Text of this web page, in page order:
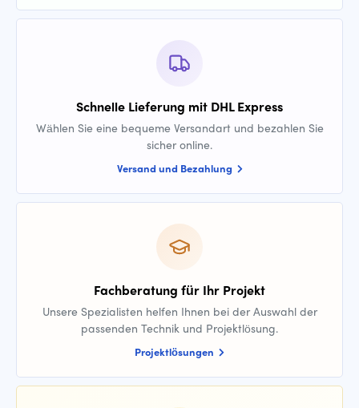
Schnelle Lieferung mit DHL Express
Wählen Sie eine bequeme Versandart und bezahlen Sie
sicher online.
Versand und Bezahlung
Fachberatung für Ihr Projekt
Unsere Spezialisten helfen Ihnen bei der Auswahl der
passenden Technik und Projektlösung.
Projektlösungen